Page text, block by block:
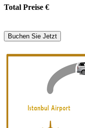
Total Preise €